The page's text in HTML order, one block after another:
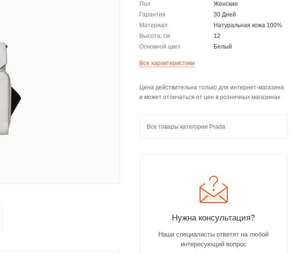
Пол
Женские
Гарантия
30 Дней
Материал
Натуральная кожа 100%
Высота, см
12
Основной цвет
Белый
Все характеристики
Цена действительна только для интернет-магазина
и может отличаться от цен в розничных магазинах
Все товары категории Prada
Нужна консультация?
Наши специалисты ответят на любой
интересующий вопрос